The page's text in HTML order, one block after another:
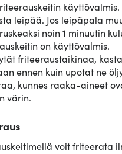
leipää. Jos leipäpala
noin 1 minuutin
on käyttövalmis.
friteeraustaikinaa,
ennen kuin upotat ne
kunnes raaka-aineet
värin.
voit friteerata